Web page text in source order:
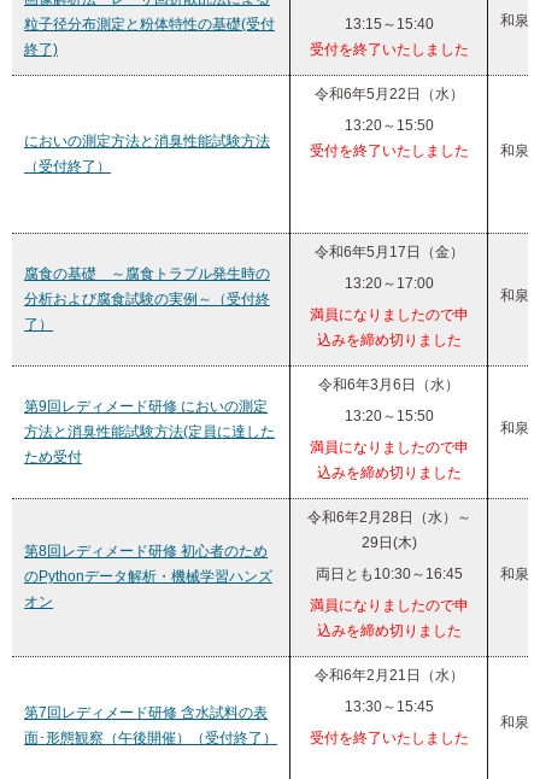
粒子径分布測定と粉体特性の基礎(受付
終了)
13:15～15:40
受付を終了いたしました
和泉
においの測定方法と消臭性能試験方法
（受付終了）
令和6年5月22日（水）
13:20～15:50
受付を終了いたしました
和泉
腐食の基礎 ～腐食トラブル発生時の
分析および腐食試験の実例～（受付終
了）
令和6年5月17日（金）
13:20～17:00
満員になりましたので申
込みを締め切りました
和泉
第9回レディメード研修 においの測定
方法と消臭性能試験方法(定員に達した
ため受付
令和6年3月6日（水）
13:20～15:50
満員になりましたので申
込みを締め切りました
和泉
第8回レディメード研修 初心者のため
のPythonデータ解析・機械学習ハンズ
オン
令和6年2月28日（水）～
29日(木)
両日とも10:30～16:45
満員になりましたので申
込みを締め切りました
和泉
第7回レディメード研修 含水試料の表
面･形態観察（午後開催）（受付終了）
令和6年2月21日（水）
13:30～15:45
受付を終了いたしました
和泉